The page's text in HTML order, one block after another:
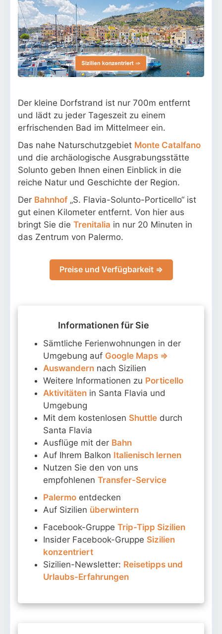
Der kleine Dorfstrand ist nur 700m entfernt
und lädt zu jeder Tageszeit zu einem
erfrischenden Bad im Mittelmeer ein.
Das nahe Naturschutzgebiet Monte Catalfano
und die archäologische Ausgrabungsstätte
Solunto geben Ihnen einen Einblick in die
reiche Natur und Geschichte der Region.
Der Bahnhof„S. Flavia-Solunto-Porticello“ ist
gut einen Kilometer entfernt. Von hier aus
bringt Sie die Trenitalia in nur 20 Minuten in
das Zentrum von Palermo.
Preise und Verfügbarkeit ⇒
Informationen für Sie
Sämtliche Ferienwohnungen in der
Umgebung auf Google Maps ⇒
Auswandern nach Sizilien
Weitere Informationen zu Porticello
Aktivitäten in Santa Flavia und
Umgebung
Mit dem kostenlosen Shuttle durch
Santa Flavia
Ausflüge mit der Bahn
Auf Ihrem Balkon Italienisch lernen
Nutzen Sie den von uns
empfohlenen Transfer-Service
Palermo entdecken
Auf Sizilien überwintern
Facebook-Gruppe Trip-Tipp Sizilien
Insider Facebook-Gruppe Sizilien
konzentriert
Sizilien-Newsletter: Reisetipps und
Urlaubs-Erfahrungen